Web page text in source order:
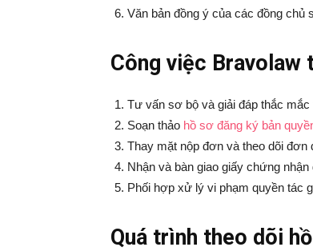
Văn bản đồng ý của các đồng chủ
Công việc Bravolaw
Tư vấn sơ bộ và giải đáp thắc
Soạn thảo hồ sơ đăng ký bản
Thay mặt nộp đơn và theo dõi đơn
Nhận và bàn giao giấy chứng
Phối hợp xử lý vi phạm quyền tác
Quá trình theo dõi